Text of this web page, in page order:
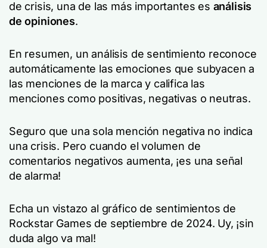
de crisis, una de las más importantes es análisis
de opiniones.
En resumen, un análisis de sentimiento reconoce
automáticamente las emociones que subyacen a
las menciones de la marca y califica las
menciones como positivas, negativas o neutras.
Seguro que una sola mención negativa no indica
una crisis. Pero cuando el volumen de
comentarios negativos aumenta, ¡es una señal
de alarma!
Echa un vistazo al gráfico de sentimientos de
Rockstar Games de septiembre de 2024. Uy, ¡sin
duda algo va mal!